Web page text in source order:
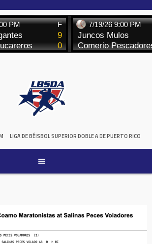
LIGA DE BÉISBOL SUPERIOR DOBLE A DE PUERTO RICO